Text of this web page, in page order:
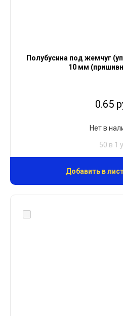
Полубусина под жемчуг
10 мм
0.65
Нет в
50 в 1
Добавить в